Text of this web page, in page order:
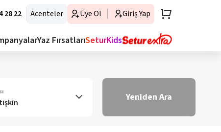
28 22 Acenteler Üye Ol Giriş Yap
Yaz FırsatlarıSeturKids
Yeniden Ara